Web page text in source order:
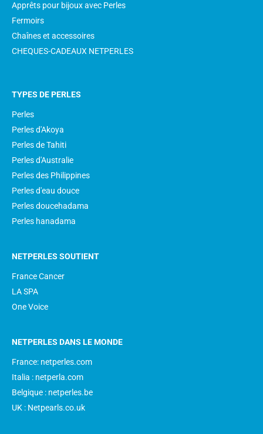
Apprêts pour bijoux avec Perles
Fermoirs
Chaînes et accessoires
CHEQUES-CADEAUX NETPERLES
TYPES DE PERLES
Perles
Perles d'Akoya
Perles de Tahiti
Perles d'Australie
Perles des Philippines
Perles d'eau douce
Perles doucehadama
Perles hanadama
NETPERLES SOUTIENT
France Cancer
LA SPA
One Voice
NETPERLES DANS LE MONDE
France: netperles.com
Italia : netperla.com
Belgique : netperles.be
UK : Netpearls.co.uk